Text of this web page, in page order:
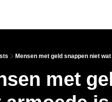
Mensen met geld snappen niet
met